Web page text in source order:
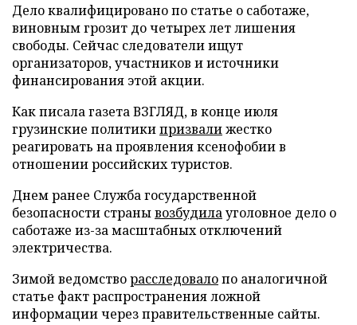
Дело квалифицировано по статье о саботаже,
виновным грозит до четырех лет лишения
свободы. Сейчас следователи ищут
организаторов, участников и источники
финансирования этой акции.
Как писала газета ВЗГЛЯД, в конце июля
грузинские политикипризвалижестко
реагировать на проявления ксенофобии в
отношении российских туристов.
Днем ранее Служба государственной
безопасности странывозбудилауголовное дело о
саботаже из-за масштабных отключений
электричества.
Зимой ведомстворасследовалопо аналогичной
статье факт распространения ложной
информации через правительственные сайты.